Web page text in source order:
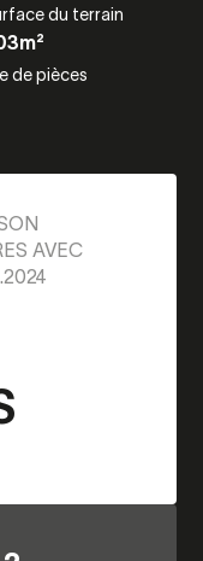
du terrain
de pièces
AVEC